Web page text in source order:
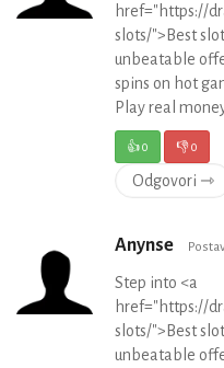
href="https://
slots/">Best
unbeatable
spins on hot
Play real
👍0 👎0
Odgovori ⇾
Anynse
Step into <a
href="https://
slots/">Best
unbeatable